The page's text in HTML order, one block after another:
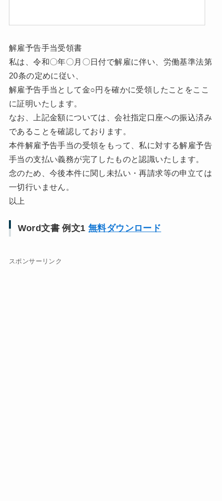
解雇予告手当受領書
私は、令和〇年〇月〇日付で解雇に伴い、労働基準法第
20条の定めに従い、
解雇予告手当として金○円を確かに受領したことをここ
に証明いたします。
なお、上記金額については、会社指定口座への振込済み
であることを確認しております。
本件解雇予告手当の受領をもって、私に対する解雇予告
手当の支払い義務が完了したものと認識いたします。
念のため、今後本件に関し未払い・再請求等の申立ては
一切行いません。
以上
Word文書 例文1 無料ダウンロード
スポンサーリンク